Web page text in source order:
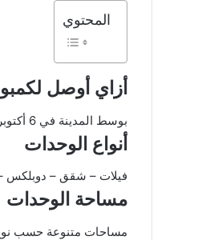
المحتوي
أزاي أوصل
بوسط المدينة في 6 أكتوبر ، على طريق الواحات ، بجوار مدينة الإنتاج الإعلامي ، أمام إيجيبت مول ، بجوار مدينة الإنتاج الإعلامي.
أنواع الوحدات
فيلات – شقق – دوبلكس
مساحة الوحدات
مساحات متنوعة حسب نوع